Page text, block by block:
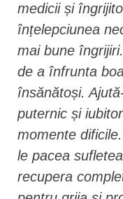
medicii și
înțelepciunea
mai bune
de a înfrunta
însănătoși.
puternic și
momente
le pacea
recupera